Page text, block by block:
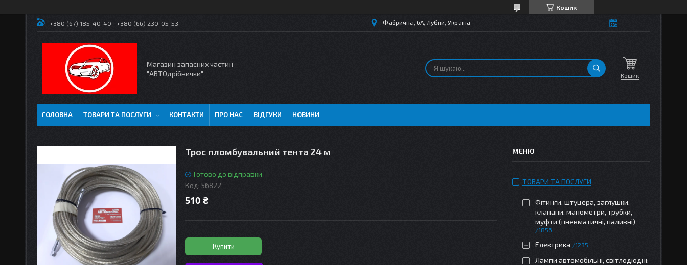
Кошик
+380 (67) 185-40-40 +380 (66) 230-05-53 Фабрична, 6А, Лубни, Україна
Магазин запасних частин
"АВТОдрібнички"
Кошик
ГОЛОВНА ТОВАРИ ТА ПОСЛУГИ КОНТАКТИ ПРО НАС ВІДГУКИ НОВИНИ
Трос пломбувальний тента 24 м
Готово до відправки
Код: 56822
510 ₴
Купити
ТОВАРИ ТА ПОСЛУГИ
Фітинги, штуцера, заглушки,
клапани, манометри, трубки,
муфти (пневматичні, паливні)
1856
Електрика 1235
Лампи автомобільні, світлодіодні: